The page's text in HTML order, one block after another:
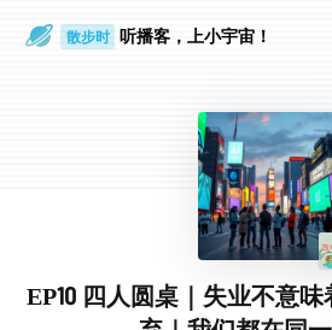
散步时 听播客，上小宇宙！
EP10 四人圆桌｜失业不意